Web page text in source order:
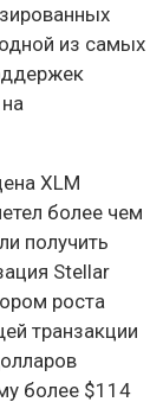
из самых
XLM
более чем
получить
Stellar
роста
транзакции
более $114